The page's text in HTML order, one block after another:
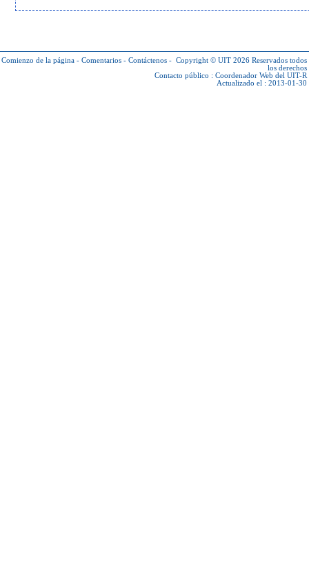
Comienzo de la página - Comentarios - Contáctenos - Copyright © UIT 2026 Reservados todos
los derechos
Contacto público : Coordenador Web del UIT-R
Actualizado el : 2013-01-30